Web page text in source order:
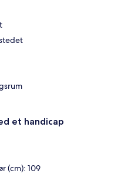
et handicap
(cm): 109